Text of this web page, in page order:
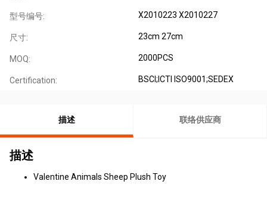
型号编号: X2010223 X2010227
尺寸: 23cm 27cm
MOQ: 2000PCS
Certification: BSCI;ICTI ISO9001;SEDEX
描述 联络供应商
描述
Valentine Animals Sheep Plush Toy